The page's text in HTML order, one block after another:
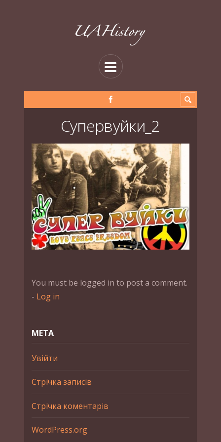
Супервуйки_2
You must be logged in to post a comment.
- Log in
МЕТА
Увійти
Стрічка записів
Стрічка коментарів
WordPress.org